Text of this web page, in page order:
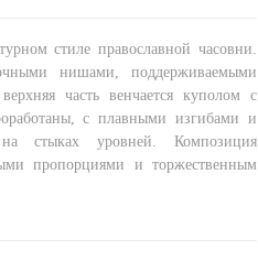
стиле православной часовни.
нишами, поддерживаемыми
часть венчается куполом с
с плавными изгибами и
стыках уровней. Композиция
пропорциями и торжественным